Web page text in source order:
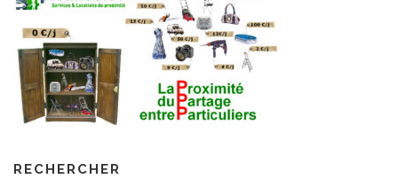
RECHERCHER